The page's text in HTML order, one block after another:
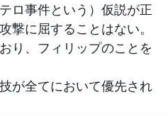
ロ事件という）仮説が正
撃に屈することはない。
り、フィリップのことを
が全てにおいて優先され